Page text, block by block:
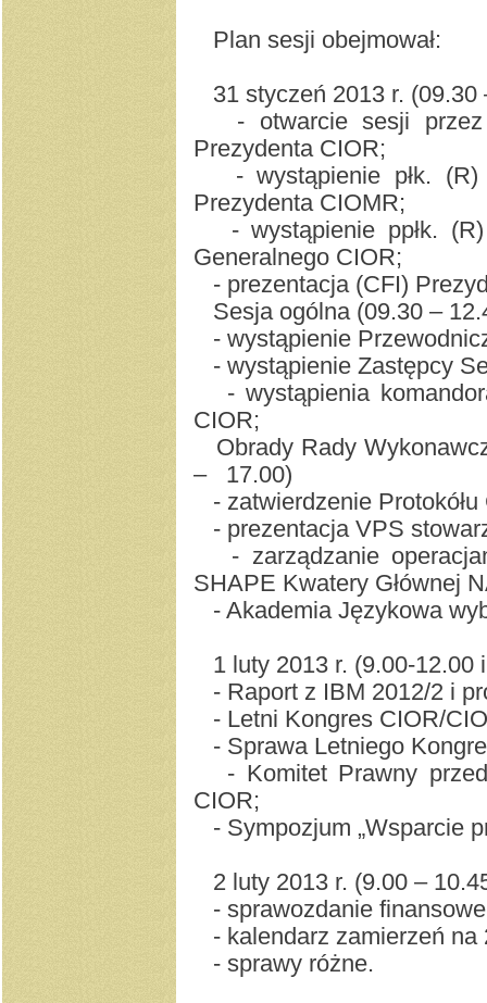
Plan sesji obejmował:
31 styczeń 2013 r.
- otwarcie sesji przez
Prezydenta CIOR;
- wystąpienie płk.
Prezydenta CIOMR;
- wystąpienie ppłk.
Generalnego CIOR;
- prezentacja (CFI)
Sesja ogólna (09.30 –
- wystąpienie
- wystąpienie Zastępcy
- wystąpienia
CIOR;
Obrady Rady
– 17.00)
- zatwierdzenie
- prezentacja VPS
- zarządzanie
SHAPE Kwatery Głównej
- Akademia Językowa
1 luty 2013 r. (9.00-12.00
- Raport z IBM 2012/2 i
- Letni Kongres CIOR/
- Sprawa Letniego
- Komitet Prawny
CIOR;
- Sympozjum „Wsparcie
2 luty 2013 r. (9.00 –
- sprawozdanie
- kalendarz zamierzeń
- sprawy różne.